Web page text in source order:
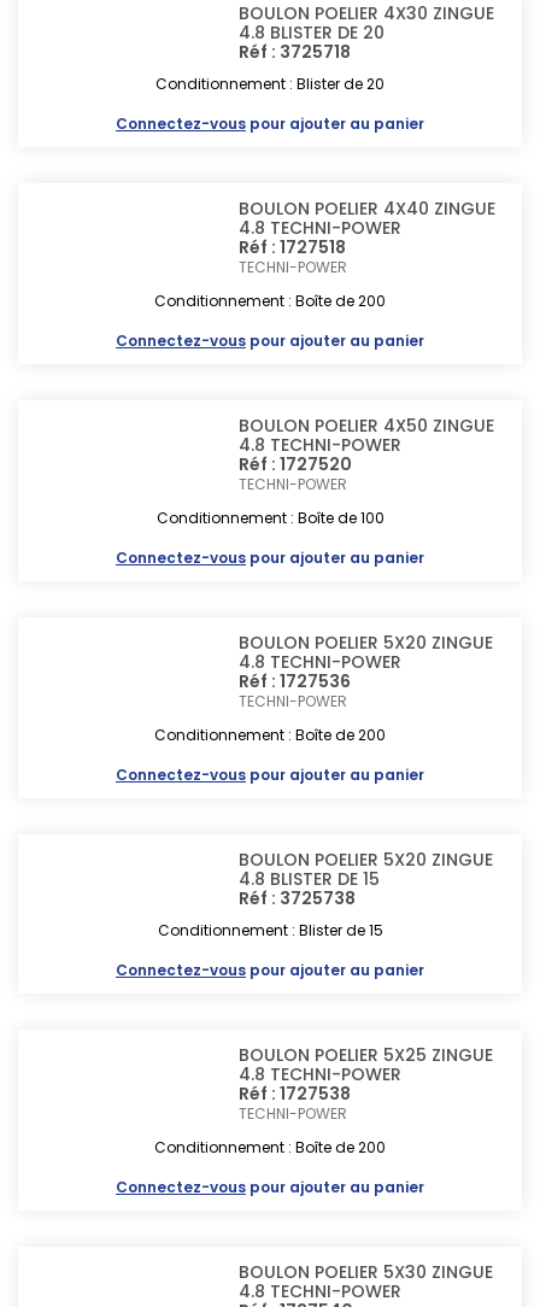
BOULON POELIER 4X30 ZINGUE
4.8 BLISTER DE 20
Réf : 3725718
Conditionnement : Blister de 20
Connectez-vous pour ajouter au panier
BOULON POELIER 4X40 ZINGUE
4.8 TECHNI-POWER
Réf : 1727518
TECHNI-POWER
Conditionnement : Boîte de 200
Connectez-vous pour ajouter au panier
BOULON POELIER 4X50 ZINGUE
4.8 TECHNI-POWER
Réf : 1727520
TECHNI-POWER
Conditionnement : Boîte de 100
Connectez-vous pour ajouter au panier
BOULON POELIER 5X20 ZINGUE
4.8 TECHNI-POWER
Réf : 1727536
TECHNI-POWER
Conditionnement : Boîte de 200
Connectez-vous pour ajouter au panier
BOULON POELIER 5X20 ZINGUE
4.8 BLISTER DE 15
Réf : 3725738
Conditionnement : Blister de 15
Connectez-vous pour ajouter au panier
BOULON POELIER 5X25 ZINGUE
4.8 TECHNI-POWER
Réf : 1727538
TECHNI-POWER
Conditionnement : Boîte de 200
Connectez-vous pour ajouter au panier
BOULON POELIER 5X30 ZINGUE
4.8 TECHNI-POWER